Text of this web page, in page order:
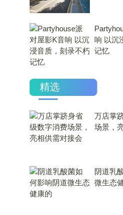
响 以沉
记忆
精选
万店掌
场景，
阴道乳
微生态